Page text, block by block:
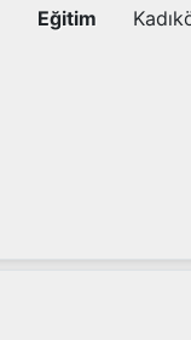
Eğitim